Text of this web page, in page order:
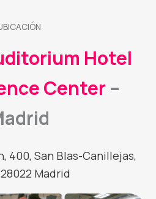
Hotel
Center –
400, San Blas-Canillejas,
28022 Madrid